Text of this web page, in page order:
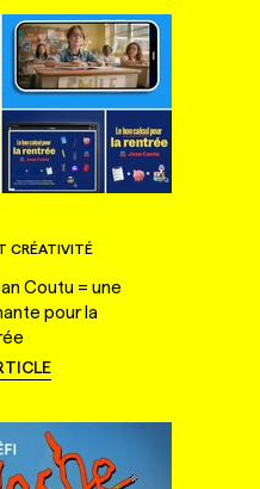
CRÉATIVITÉ
Coutu = une
pour la